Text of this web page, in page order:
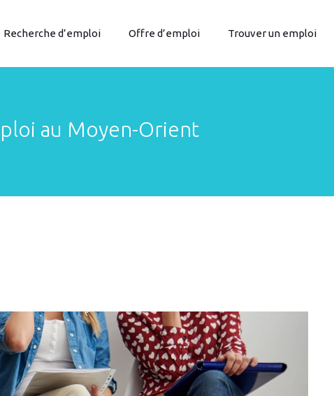
Recherche d’emploi Offre d’emploi Trouver un emploi
au Moyen-Orient